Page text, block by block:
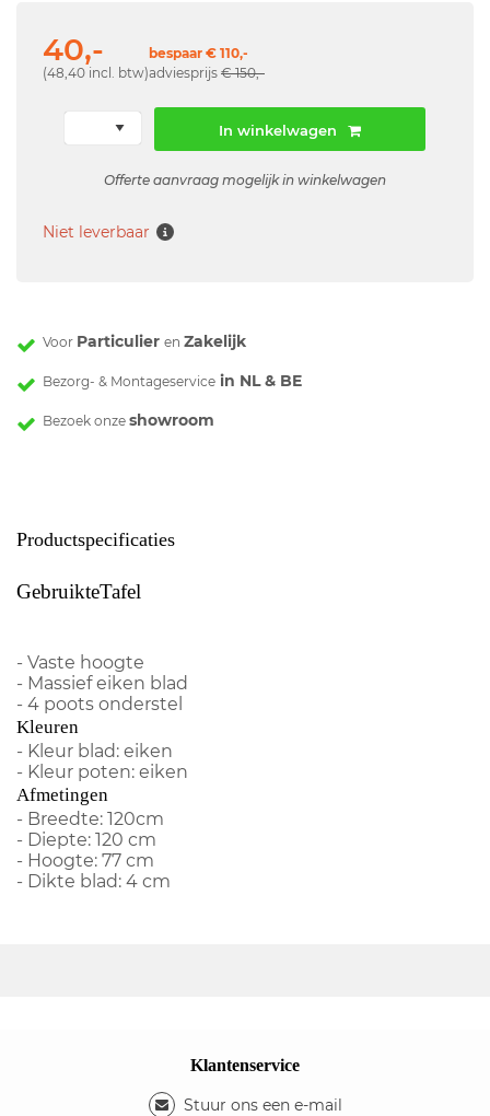
40,-
(48,40 incl. btw)
bespaar € 110,-
adviesprijs € 150,-
In winkelwagen
Offerte aanvraag mogelijk in winkelwagen
Niet leverbaar
Voor Particulier en Zakelijk
Bezorg- & Montageservice in NL & BE
Bezoek onze showroom
Productspecificaties
GebruikteTafel
- Vaste hoogte
- Massief eiken blad
- 4 poots onderstel
Kleuren
- Kleur blad: eiken
- Kleur poten: eiken
Afmetingen
- Breedte: 120cm
- Diepte: 120 cm
- Hoogte: 77 cm
- Dikte blad: 4 cm
Klantenservice
Stuur ons een e-mail